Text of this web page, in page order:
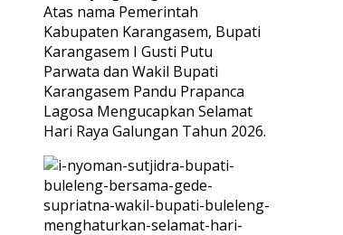
Atas nama Pemerintah
Kabupaten Karangasem, Bupati
Karangasem I Gusti Putu
Parwata dan Wakil Bupati
Karangasem Pandu Prapanca
Lagosa Mengucapkan Selamat
Hari Raya Galungan Tahun 2026.